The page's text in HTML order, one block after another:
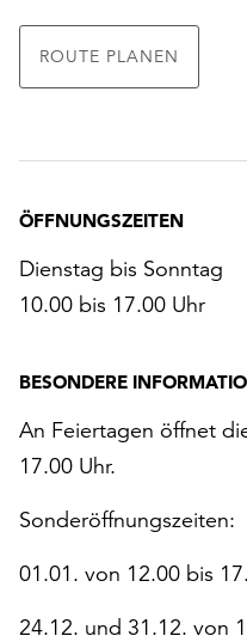
ROUTE PLANEN
ÖFFNUNGSZEITEN
Dienstag bis Sonntag
10.00 bis 17.00 Uhr
BESONDERE
An Feiertagen öffnet
17.00 Uhr.
Sonderöffnungszeiten:
01.01. von 12.00 bis
24.12. und 31.12. von